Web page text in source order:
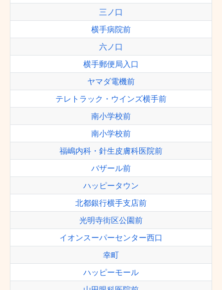
三ノ口
横手病院前
六ノ口
横手郵便局入口
ヤマダ電機前
テレトラック・ウインズ横手前
南小学校前
南小学校前
福嶋内科・針生皮膚科医院前
バザール前
ハッピータウン
北都銀行横手支店前
光明寺街区公園前
イオンスーパーセンター西口
幸町
ハッピーモール